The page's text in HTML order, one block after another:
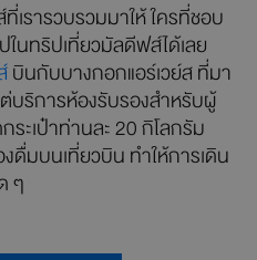
เรารวบรวมมาให้ ใครที่ชอบ
ในทริปเที่ยวมัลดีฟส์ได้เลย
บินกับบางกอกแอร์เวย์ส ที่มา
ริการห้องรับรองสำหรับผู้
ะเป๋าท่านละ 20 กิโลกรัม
ดื่มบนเที่ยวบิน ทำให้การเดิน
ๆ